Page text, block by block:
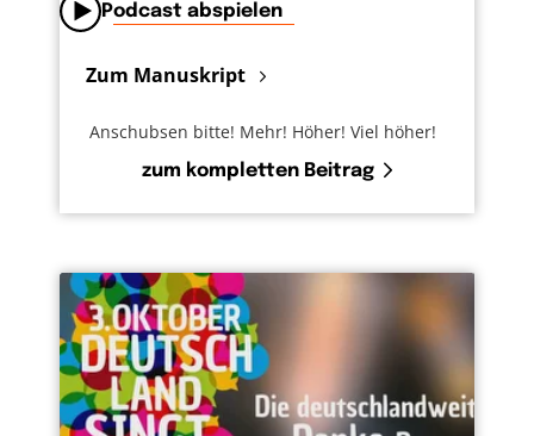
Podcast abspielen
Zum Manuskript
Anschubsen bitte! Mehr! Höher! Viel höher!
zum kompletten Beitrag